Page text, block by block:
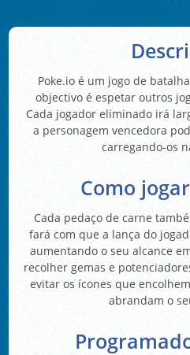
Poke.io é um jogo de
objectivo é espetar outros
Cada jogador eliminado irá
a personagem vencedora
carregando-os
Como
Cada pedaço de carne
fará com que a lança do
aumentando o seu alcance
recolher gemas e
evitar os ícones que
abrandam o